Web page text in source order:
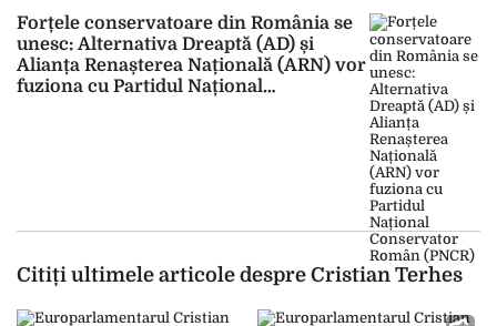
Forțele conservatoare din România se
unesc: Alternativa Dreaptă (AD) și
Alianța Renașterea Națională (ARN) vor
fuziona cu Partidul Național
Citiți ultimele articole despre Cristian Terhes